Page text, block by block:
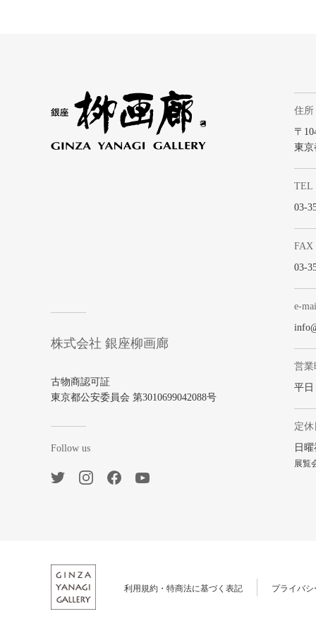
株式会社 銀座柳画廊
古物商認可証
東京都公安委員会 第3010699042088号
Follow us
住所
〒
東京
TEL
03-
FAX
03-
e-
営業
平日
定休
日
展覧
利用規約・特商法に基づく表記 プライバ